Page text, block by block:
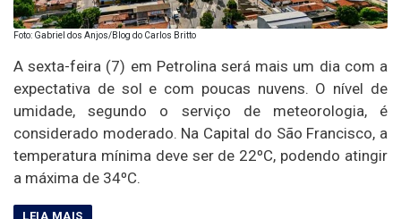
Foto: Gabriel dos Anjos/Blog do Carlos Britto
A sexta-feira (7) em Petrolina será mais um dia com a
expectativa de sol e com poucas nuvens. O nível de
umidade, segundo o serviço de meteorologia, é
considerado moderado. Na Capital do São Francisco, a
temperatura mínima deve ser de 22ºC, podendo atingir
a máxima de 34ºC.